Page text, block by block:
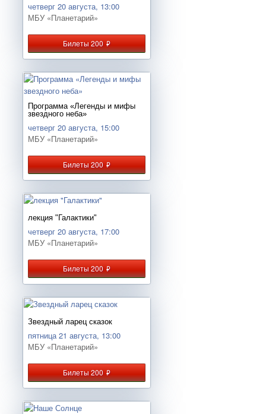
четверг 20 августа, 13:00
МБУ «Планетарий»
Билеты 200руб.
Программа «Легенды и мифы
звездного неба»
четверг 20 августа, 15:00
МБУ «Планетарий»
Билеты 200руб.
лекция "Галактики"
четверг 20 августа, 17:00
МБУ «Планетарий»
Билеты 200руб.
Звездный ларец сказок
пятница 21 августа, 13:00
МБУ «Планетарий»
Билеты 200руб.